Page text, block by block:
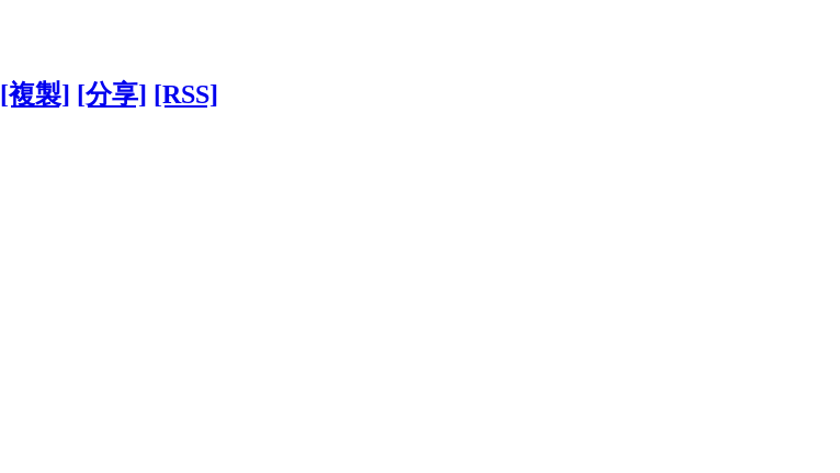
[複製] [分享] [RSS]